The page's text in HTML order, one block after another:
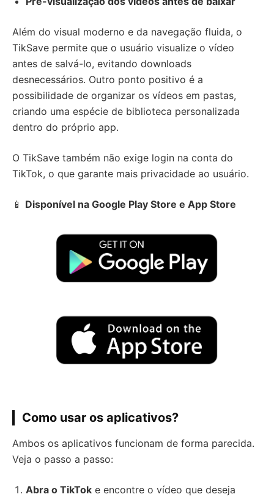
Além do visual moderno e da navegação fluida, o
TikSave permite que o usuário visualize o vídeo
antes de salvá-lo, evitando downloads
desnecessários. Outro ponto positivo é a
possibilidade de organizar os vídeos em pastas,
criando uma espécie de biblioteca personalizada
dentro do próprio app.
O TikSave também não exige login na conta do
TikTok, o que garante mais privacidade ao usuário.
📱 Disponível na Google Play Store e App Store
Como usar os aplicativos?
Ambos os aplicativos funcionam de forma parecida.
Veja o passo a passo:
Abra o TikTok e encontre o vídeo que deseja